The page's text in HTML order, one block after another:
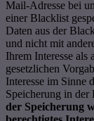
Mail-Adresse bei
einer Blacklist
Daten aus der
und nicht mit
Ihrem Interesse als
gesetzlichen
Interesse im
Speicherung in
der Speicherung